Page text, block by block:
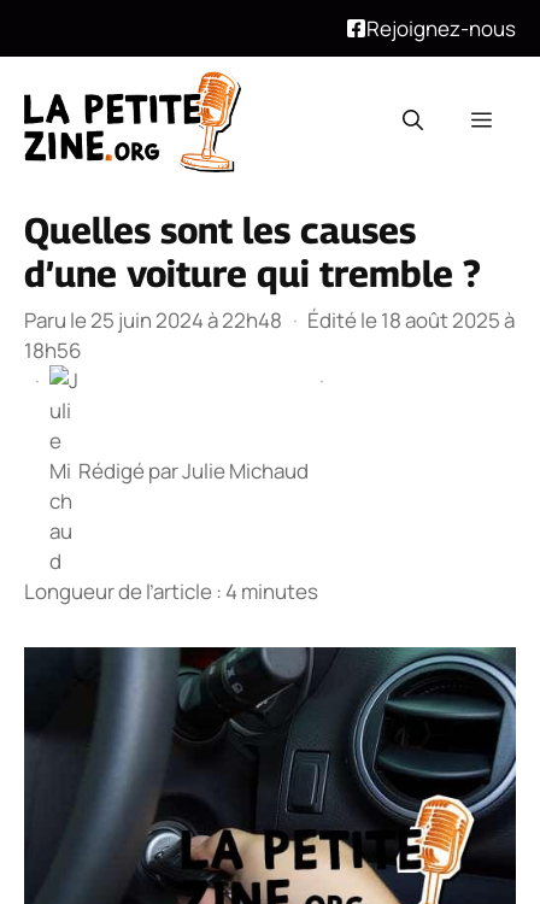
Rejoignez-nous
contenu
Quelles sont les causes
d’une voiture qui tremble ?
Paru le 25 juin 2024 à 22h48 · Édité le 18 août 2025 à
18h56
·
Rédigé parJulie Michaud
·
Longueur de l’article : 4 minutes